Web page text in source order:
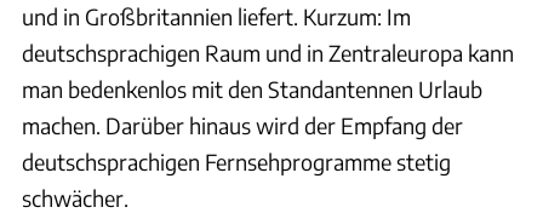
und in Großbritannien liefert. Kurzum: Im
deutschsprachigen Raum und in Zentraleuropa kann
man bedenkenlos mit den Standantennen Urlaub
machen. Darüber hinaus wird der Empfang der
deutschsprachigen Fernsehprogramme stetig
schwächer.